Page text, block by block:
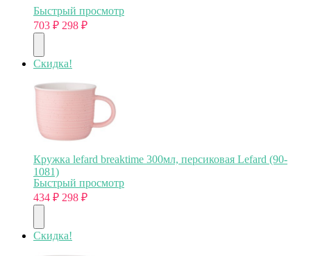
Быстрый просмотр
703 ₽ 298 ₽
Скидка!
Кружка lefard breaktime 300мл, персиковая Lefard (90-
1081)
Быстрый просмотр
434 ₽ 298 ₽
Скидка!